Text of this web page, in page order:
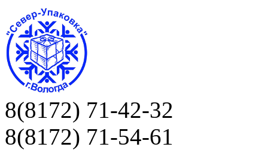
8(8172) 71-42-32
8(8172) 71-54-61